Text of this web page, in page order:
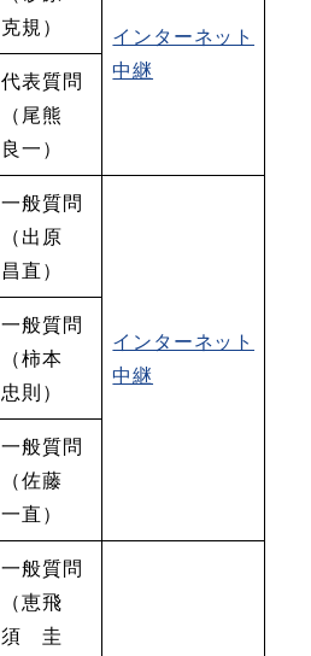
克規）
インターネット
中継
代表質問
（尾熊
良一）
一般質問
（出原
昌直）
インターネット
中継
一般質問
（柿本
忠則）
一般質問
（佐藤
一直）
一般質問
（恵飛
須 圭